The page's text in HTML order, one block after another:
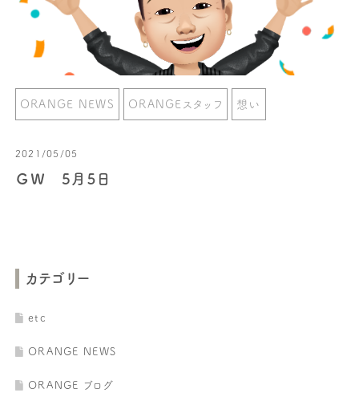
ORANGE NEWS ORANGEスタッフ 想い
2021/05/05
ＧＷ 5月５日
カテゴリー
etc
ORANGE NEWS
ORANGE ブログ